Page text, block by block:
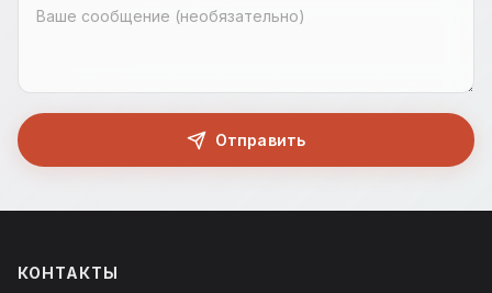
Отправить
КОНТАКТЫ